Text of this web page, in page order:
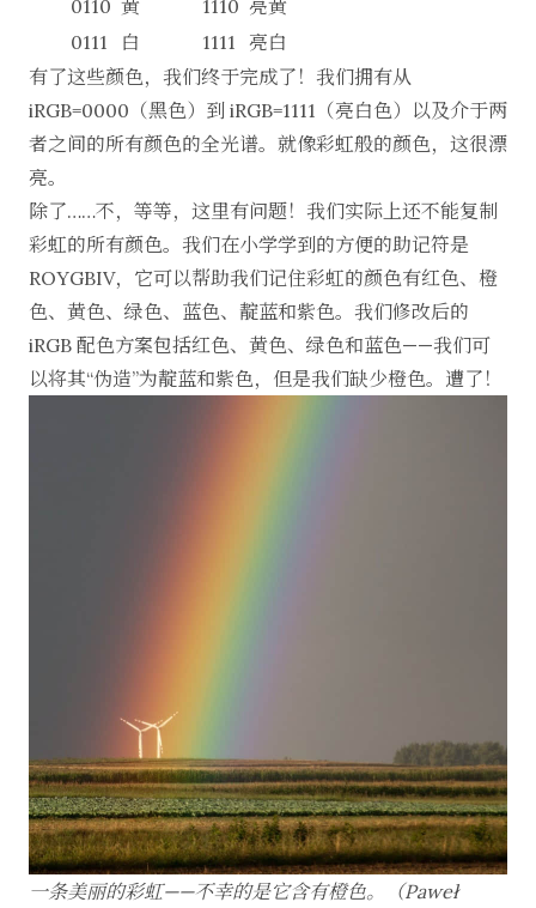
0110 黄 1110 亮黄
0111
白 1111 亮白
有了这些颜色，我们终于完成了！我们拥有从
iRGB=0000（黑色）到 iRGB=1111（亮白色）以及介于两
者之间的所有颜色的全光谱。就像彩虹般的颜色，这很漂
亮。
除了……不，等等，这里有问题！我们实际上还不能复制
彩虹的所有颜色。我们在小学学到的方便的助记符是
ROYGBIV，它可以帮助我们记住彩虹的颜色有红色、橙
色、黄色、绿色、蓝色、靛蓝和紫色。我们修改后的
iRGB 配色方案包括红色、黄色、绿色和蓝色——我们可
以将其“伪造”为靛蓝和紫色，但是我们缺少橙色。遭了！
一条美丽的彩虹——不幸的是它含有橙色。（Paweł